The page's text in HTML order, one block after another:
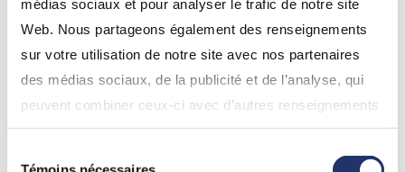
médias sociaux et pour analyser le trafic de notre site
Web. Nous partageons également des renseignements
sur votre utilisation de notre site avec nos partenaires
des médias sociaux, de la publicité et de l’analyse, qui
peuvent combiner ceux-ci avec d’autres renseignements
que vous leur avez fournis ou qu’ils ont collectés lors de
votre utilisation de leurs services. En continuant d’utiliser
https://blog.ethereum.org/2021/05/18/country-power-
no-more/
À propos de l’auteur